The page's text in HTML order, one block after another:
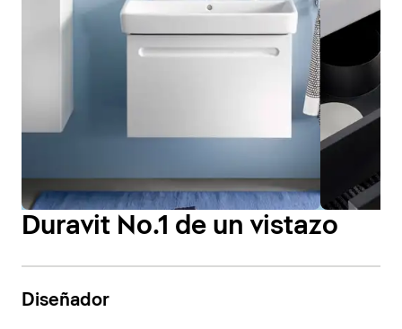
Duravit No.1 de un vistazo
Diseñador